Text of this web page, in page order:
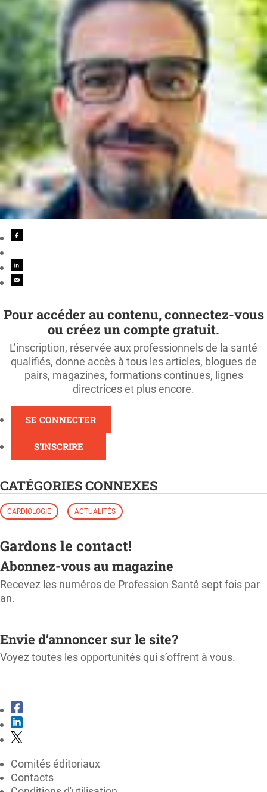
Pour accéder au contenu, connectez-vous
ou créez un compte gratuit.
L’inscription, réservée aux professionnels de la santé
qualifiés, donne accès à tous les articles, blogues de
pairs, magazines, formations continues, lignes
directrices et plus encore.
SE CONNECTER
S'INSCRIRE
CATÉGORIES CONNEXES
CARDIOLOGIE ACTUALITÉS
Gardons le contact!
Abonnez-vous au magazine
Recevez les numéros de Profession Santé sept fois par
an.
Envie d’annoncer sur le site?
Voyez toutes les opportunités qui s’offrent à vous.
Comités éditoriaux
Contacts